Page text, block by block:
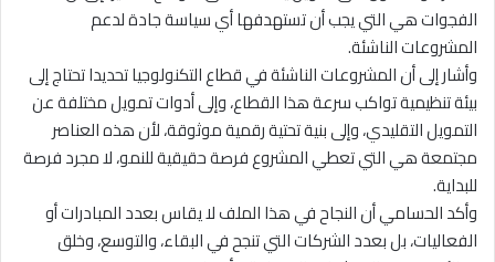
الفجوات هي التي يجب أن تستهدفها أي سياسة جادة لدعم
المشروعات الناشئة.
وأشار إلى أن المشروعات الناشئة في قطاع التكنولوجيا تحديدا تحتاج إلى
بيئة تنظيمية تواكب سرعة هذا القطاع، وإلى أدوات تمويل مختلفة عن
التمويل التقليدي، وإلى بنية تحتية رقمية موثوقة، لأن هذه العناصر
مجتمعة هي التي تعطي المشروع فرصة حقيقية للنمو، لا مجرد فرصة
للبداية.
وأكد الحسامي أن النجاح في هذا الملف لا يقاس بعدد المبادرات أو
الفعاليات، بل بعدد الشركات التي تنجح في البقاء، والتوسع، وخلق